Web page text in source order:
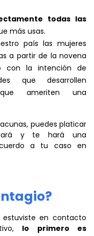
todas las
más usas.
país las mujeres
a partir de la novena
con la intención de
que desarrollen
ameriten una
puedes platicar
y te hará una
a tu caso en
en contacto
lo primero es